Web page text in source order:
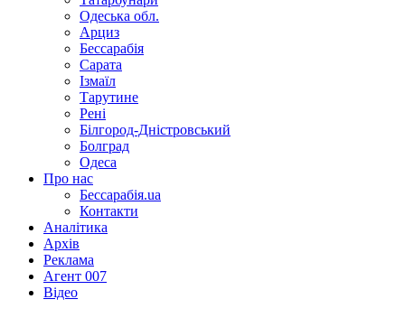
Одеська обл.
Арциз
Бессарабія
Сарата
Ізмаїл
Тарутине
Рені
Білгород-Дністровський
Болград
Одеса
Про нас
Бессарабія.ua
Контакти
Аналітика
Архів
Реклама
Агент 007
Відео